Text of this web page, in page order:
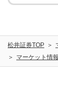
松井証券TOP
マーケット情報